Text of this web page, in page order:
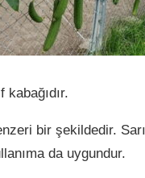
bir şekildedir. Sarı
da uygundur.